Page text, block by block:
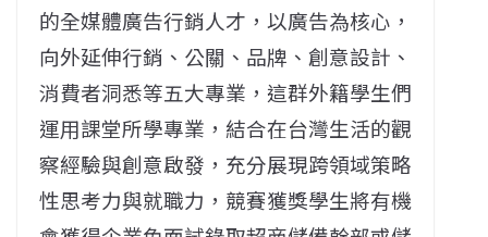
的全媒體廣告行銷人才，以廣告為核心，
向外延伸行銷、公關、品牌、創意設計、
消費者洞悉等五大專業，這群外籍學生們
運用課堂所學專業，結合在台灣生活的觀
察經驗與創意啟發，充分展現跨領域策略
性思考力與就職力，競賽獲獎學生將有機